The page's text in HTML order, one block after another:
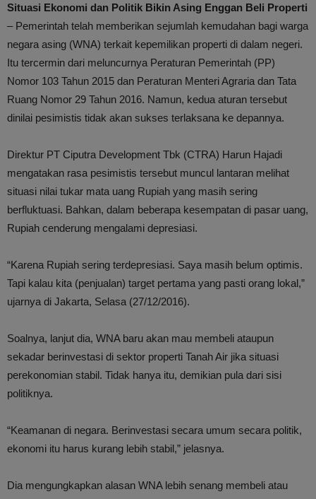
Situasi Ekonomi dan Politik Bikin Asing Enggan Beli Properti
– Pemerintah telah memberikan sejumlah kemudahan bagi warga
negara asing (WNA) terkait kepemilikan properti di dalam negeri.
Itu tercermin dari meluncurnya Peraturan Pemerintah (PP)
Nomor 103 Tahun 2015 dan Peraturan Menteri Agraria dan Tata
Ruang Nomor 29 Tahun 2016. Namun, kedua aturan tersebut
dinilai pesimistis tidak akan sukses terlaksana ke depannya.
Direktur PT Ciputra Development Tbk (CTRA) Harun Hajadi
mengatakan rasa pesimistis tersebut muncul lantaran melihat
situasi nilai tukar mata uang Rupiah yang masih sering
berfluktuasi. Bahkan, dalam beberapa kesempatan di pasar uang,
Rupiah cenderung mengalami depresiasi.
“Karena Rupiah sering terdepresiasi. Saya masih belum optimis.
Tapi kalau kita (penjualan) target pertama yang pasti orang lokal,”
ujarnya di Jakarta, Selasa (27/12/2016).
Soalnya, lanjut dia, WNA baru akan mau membeli ataupun
sekadar berinvestasi di sektor properti Tanah Air jika situasi
perekonomian stabil. Tidak hanya itu, demikian pula dari sisi
politiknya.
“Keamanan di negara. Berinvestasi secara umum secara politik,
ekonomi itu harus kurang lebih stabil,” jelasnya.
Dia mengungkapkan alasan WNA lebih senang membeli atau